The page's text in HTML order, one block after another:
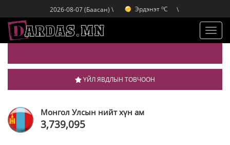
2026-08-07 (Баасан) \ Эрдэнэт oC
Улаанбаатар C
\
ҮЙЛ ЯВДЛЫН ТОВЧООН
Монгол Улсын нийт хүн ам
3,739,095